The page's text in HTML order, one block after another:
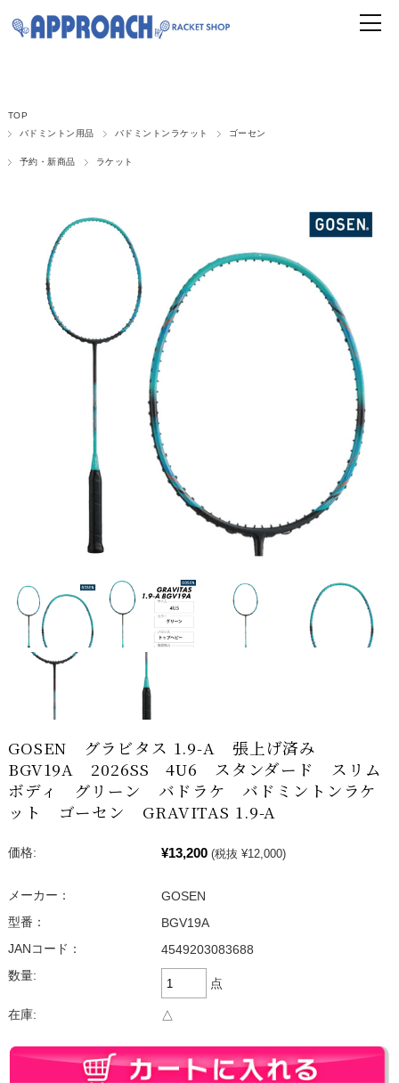
TOP
バドミントン用品
バドミントンラケット ゴーセン
予約・新商品 ラケット
GOSEN グラビタス 1.9-A 張上げ済み
BGV19A 2026SS 4U6 スタンダード スリム
ボディ グリーン バドラケ バドミントンラケ
ット ゴーセン GRAVITAS 1.9-A
価格: ¥13,200 (税抜 ¥12,000)
メーカー：
GOSEN
型番：
BGV19A
JANコード：
4549203083688
数量:
点
在庫: △